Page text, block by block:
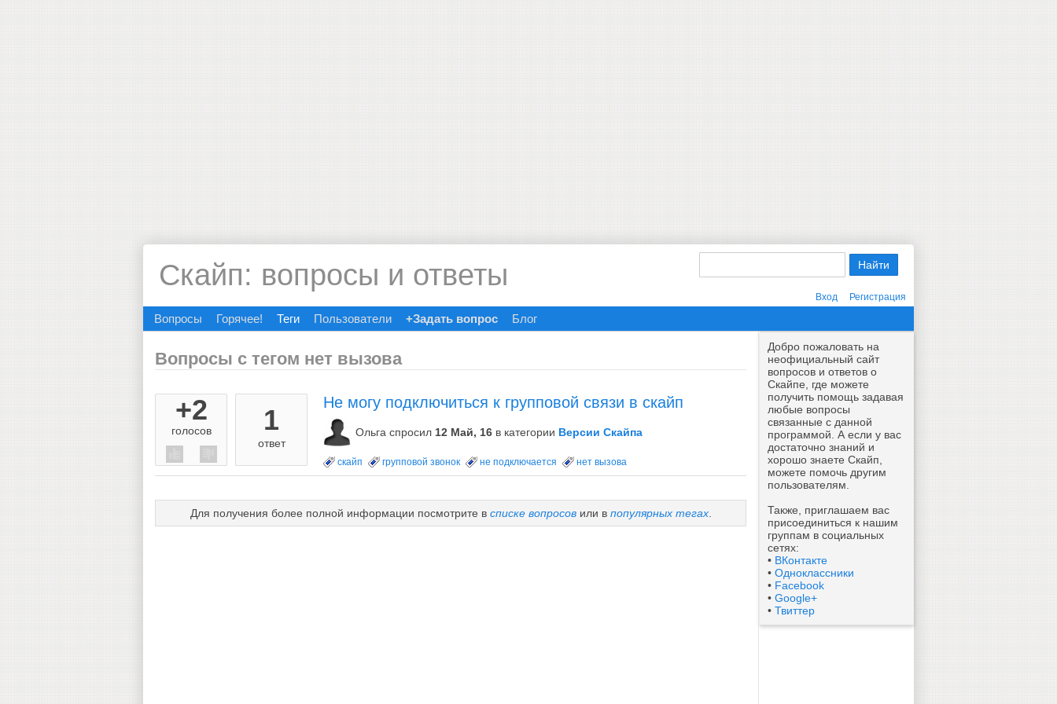
Скайп: вопросы и ответы
Вход Регистрация
Вопросы Горячее! Теги Пользователи +Задать вопрос Блог
Добро пожаловать на
неофициальный сайт
вопросов и ответов о
Скайпе, где можете
получить помощь задавая
любые вопросы
связанные с данной
программой. А если у вас
достаточно знаний и
хорошо знаете Скайп,
можете помочь другим
пользователям.
Также, приглашаем вас
присоединиться к нашим
группам в социальных
сетях:
• ВКонтакте
• Одноклассники
• Facebook
• Google+
• Твиттер
Вопросы с тегом нет вызова
+2
голосов 1
ответ
Не могу подключиться к групповой связи в скайп
Ольга спросил 12 Май, 16 в категории Версии Скайпа
скайп групповой звонок не подключается нет вызова
Для получения более полной информации посмотрите в списке вопросовили в популярных тегах.